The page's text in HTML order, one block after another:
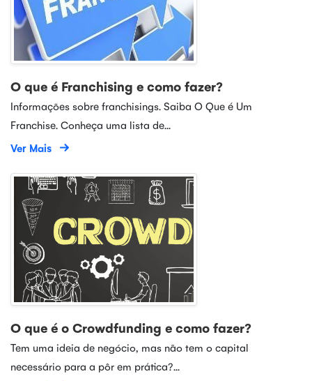
O que é Franchising e como fazer?
Informações sobre franchisings. Saiba O Que é Um
Franchise. Conheça uma lista de...
Ver Mais
O que é o Crowdfunding e como fazer?
Tem uma ideia de negócio, mas não tem o capital
necessário para a pôr em prática?...